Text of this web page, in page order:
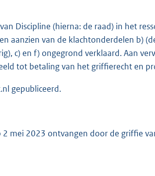
Discipline (hierna: de raad) in het
aanzien van de klachtonderdelen b)
c) en f) ongegrond verklaard. Aan
tot betaling van het griffierecht en
gepubliceerd.
mei 2023 ontvangen door de griffie